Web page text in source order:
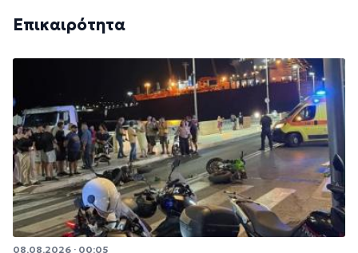
Επικαιρότητα
08.08.2026 · 00:05